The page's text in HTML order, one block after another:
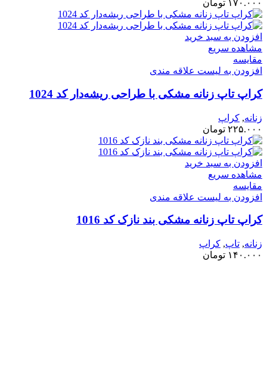
۱۷۰.۰۰۰ تومان
افزودن به سبد خرید
مشاهده سریع
مقایسه
افزودن به لیست علاقه مندی
کراپ تاپ زنانه مشکی با طراحی ریشه‌دار کد 1024
زنانه, کراپ
۲۲۵.۰۰۰ تومان
افزودن به سبد خرید
مشاهده سریع
مقایسه
افزودن به لیست علاقه مندی
کراپ تاپ زنانه مشکی بند نازک کد 1016
زنانه, تاپ, کراپ
۱۴۰.۰۰۰ تومان